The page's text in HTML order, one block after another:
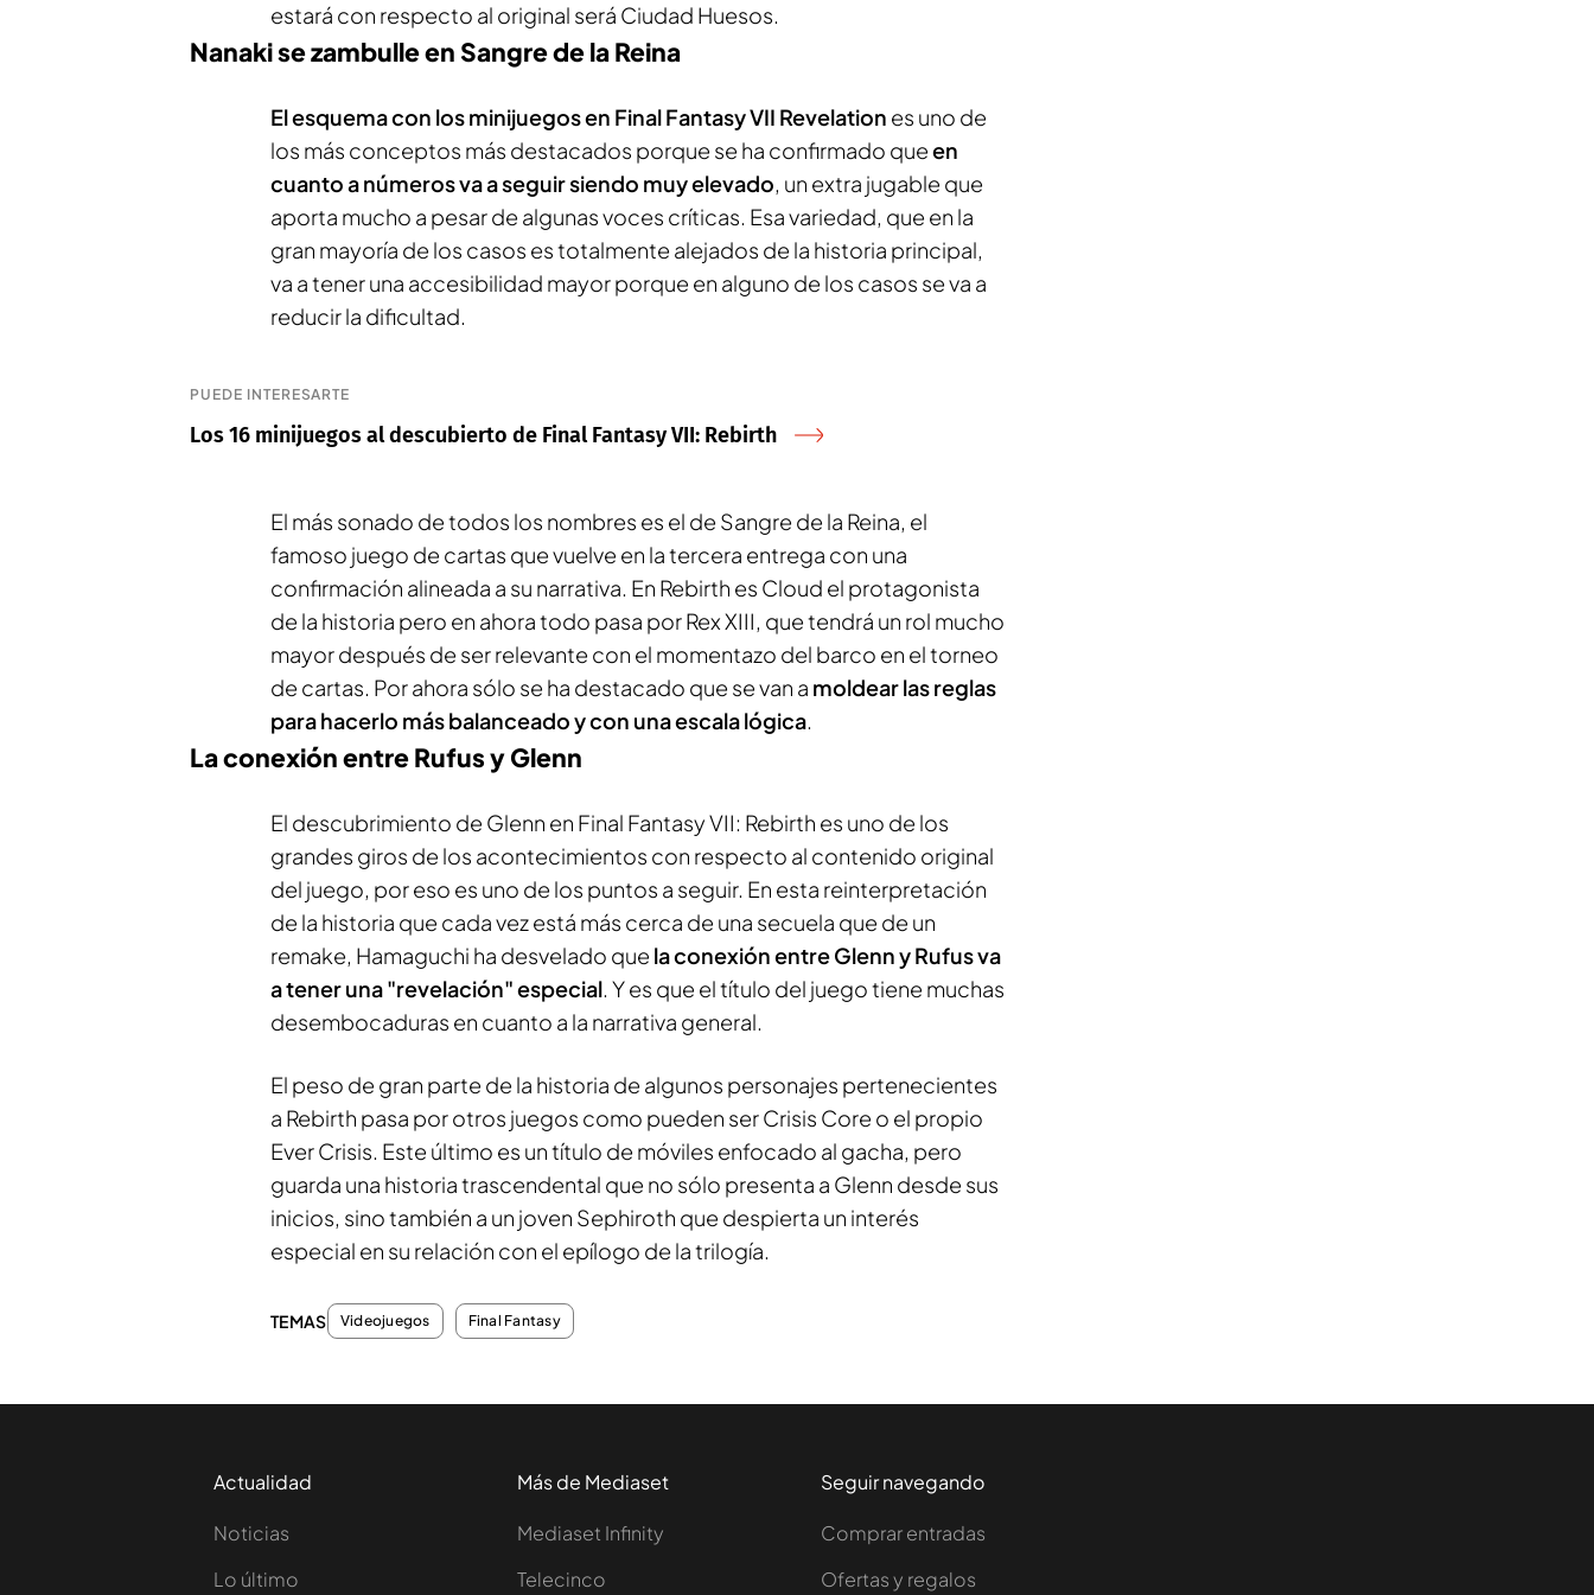
estará con respecto al original será Ciudad Huesos.
Nanaki se zambulle en Sangre de la Reina
El esquema con los minijuegos en Final Fantasy VII Revelation es uno de
los más conceptos más destacados porque se ha confirmado queen
cuanto a números va a seguir siendo muy elevado, un extra jugable que
aporta mucho a pesar de algunas voces críticas. Esa variedad, que en la
gran mayoría de los casos es totalmente alejados de la historia principal,
va a tener una accesibilidad mayor porque en alguno de los casos se va a
reducir la dificultad.
PUEDE INTERESARTE
Los 16 minijuegos al descubierto de Final Fantasy VII: Rebirth
El más sonado de todos los nombres es el de Sangre de la Reina, el
famoso juego de cartas que vuelve en la tercera entrega con una
confirmación alineada a su narrativa. En Rebirth es Cloud el protagonista
de la historia pero en ahora todo pasa por Rex XIII, que tendrá un rol mucho
mayor después de ser relevante con el momentazo del barco en el torneo
de cartas. Por ahora sólo se ha destacado que se van a moldear las reglas
para hacerlo más balanceado y con una escala lógica.
La conexión entre Rufus y Glenn
El descubrimiento de Glenn en Final Fantasy VII: Rebirth es uno de los
grandes giros de los acontecimientos con respecto al contenido original
del juego, por eso es uno de los puntos a seguir. En esta reinterpretación
de la historia que cada vez está más cerca de una secuela que de un
remake, Hamaguchi ha desvelado que la conexión entre Glenn y Rufus va
a tener una "revelación" especial. Y es que el título del juego tiene muchas
desembocaduras en cuanto a la narrativa general.
El peso de gran parte de la historia de algunos personajes pertenecientes
a Rebirth pasa por otros juegos como pueden ser Crisis Core o el propio
Ever Crisis. Este último es un título de móviles enfocado al gacha, pero
guarda una historia trascendental que no sólo presenta a Glenn desde sus
inicios, sino también a un joven Sephiroth que despierta un interés
especial en su relación con el epílogo de la trilogía.
TEMAS Videojuegos Final Fantasy
Actualidad
Noticias
Lo último
Más de Mediaset
Mediaset Infinity
Telecinco
Seguir navegando
Comprar entradas
Ofertas y regalos